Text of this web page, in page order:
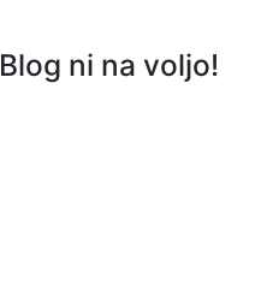
Blog ni na voljo!